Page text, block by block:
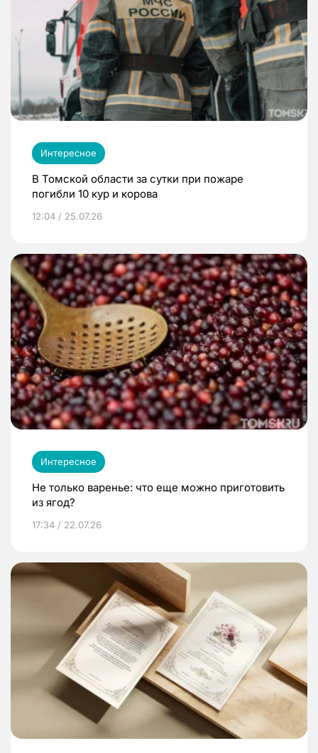
Интересное
В Томской области за сутки при пожаре
погибли 10 кур и корова
12:04 / 25.07.26
Интересное
Не только варенье: что еще можно приготовить
из ягод?
17:34 / 22.07.26